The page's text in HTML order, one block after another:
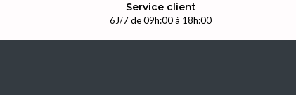
Service client
6J/7 de 09h:00 à 18h:00